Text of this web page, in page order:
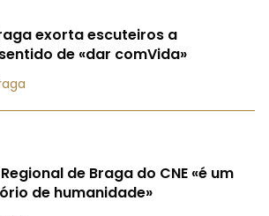
exorta escuteiros a
de «dar comVida»
de Braga do CNE «é um
de humanidade»